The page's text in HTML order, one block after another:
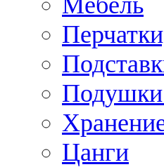
Подушки
Цанги